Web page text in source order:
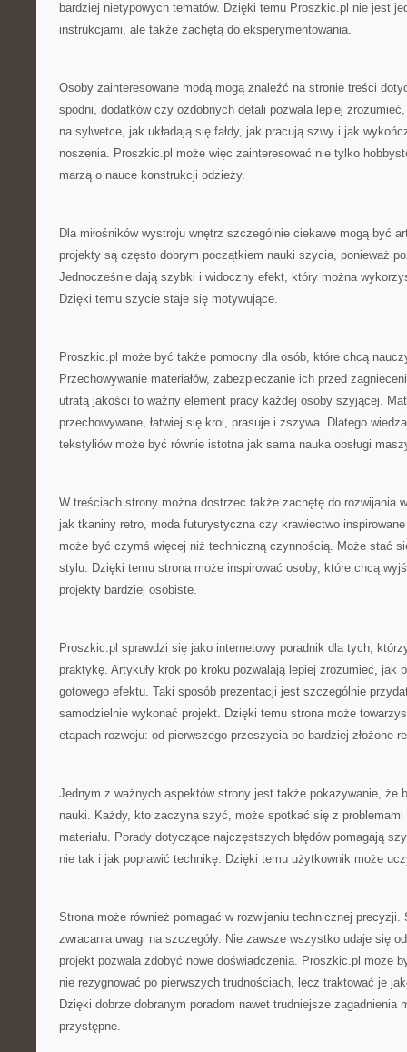
bardziej nietypowych tematów. Dzięki temu Proszkic.pl nie jest
instrukcjami, ale także zachętą do eksperymentowania.
Osoby zainteresowane modą mogą znaleźć na stronie treści
spodni, dodatków czy ozdobnych detali pozwala lepiej
na sylwetce, jak układają się fałdy, jak pracują szwy i jak
noszenia. Proszkic.pl może więc zainteresować nie tylko
marzą o nauce konstrukcji odzieży.
Dla miłośników wystroju wnętrz szczególnie ciekawe mogą być
projekty są często dobrym początkiem nauki szycia, ponieważ
Jednocześnie dają szybki i widoczny efekt, który można
Dzięki temu szycie staje się motywujące.
Proszkic.pl może być także pomocny dla osób, które chcą
Przechowywanie materiałów, zabezpieczanie ich przed
utratą jakości to ważny element pracy każdej osoby szyjącej.
przechowywane, łatwiej się kroi, prasuje i zszywa. Dlatego
tekstyliów może być równie istotna jak sama nauka obsługi
W treściach strony można dostrzec także zachętę do rozwijania
jak tkaniny retro, moda futurystyczna czy krawiectwo
może być czymś więcej niż techniczną czynnością. Może stać
stylu. Dzięki temu strona może inspirować osoby, które chcą
projekty bardziej osobiste.
Proszkic.pl sprawdzi się jako internetowy poradnik dla tych,
praktykę. Artykuły krok po kroku pozwalają lepiej zrozumieć, jak
gotowego efektu. Taki sposób prezentacji jest szczególnie
samodzielnie wykonać projekt. Dzięki temu strona może
etapach rozwoju: od pierwszego przeszycia po bardziej złożone
Jednym z ważnych aspektów strony jest także pokazywanie, że
nauki. Każdy, kto zaczyna szyć, może spotkać się z
materiału. Porady dotyczące najczęstszych błędów pomagają
nie tak i jak poprawić technikę. Dzięki temu użytkownik może
Strona może również pomagać w rozwijaniu technicznej
zwracania uwagi na szczegóły. Nie zawsze wszystko udaje się
projekt pozwala zdobyć nowe doświadczenia. Proszkic.pl może
nie rezygnować po pierwszych trudnościach, lecz traktować je
Dzięki dobrze dobranym poradom nawet trudniejsze zagadnienia
przystępne.